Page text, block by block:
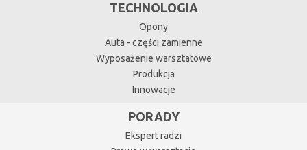
TECHNOLOGIA
Opony
Auta - części zamienne
Wyposażenie warsztatowe
Produkcja
Innowacje
PORADY
Ekspert radzi